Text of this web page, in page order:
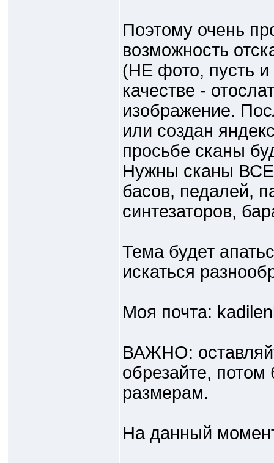
Поэтому очень
возможность
(НЕ фото, пусть
качестве -
изображение.
или создан
просьбе сканы
Нужны сканы
басов, педалей,
синтезаторов,
Тема будет
искаться
Моя почта:
ВАЖНО:
обрезайте, потом
размерам.
На данный